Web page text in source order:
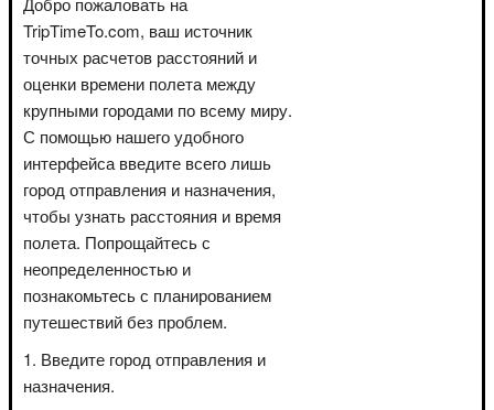
TripTimeTo.com, ваш источник
точных расчетов расстояний и
оценки времени полета между
крупными городами по всему миру.
С помощью нашего удобного
интерфейса введите всего лишь
город отправления и назначения,
чтобы узнать расстояния и время
полета. Попрощайтесь с
неопределенностью и
познакомьтесь с планированием
путешествий без проблем.
Введите город отправления и
назначения.